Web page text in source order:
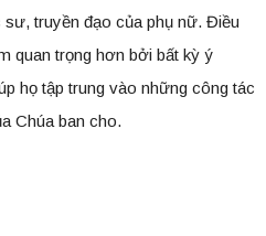
truyền đạo của phụ nữ. Điều
quan trọng hơn bởi bất kỳ ý
họ tập trung vào những công tác
Chúa ban cho.